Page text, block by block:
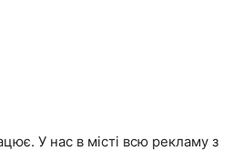
У нас в місті всю рекламу з